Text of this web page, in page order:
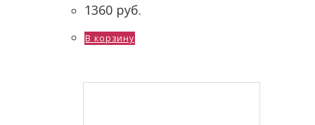
1360 руб.
В корзину